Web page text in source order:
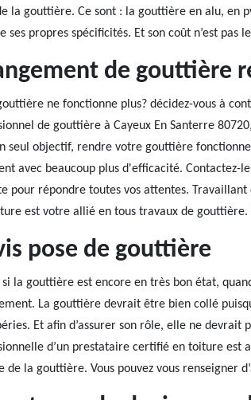
la gouttière. Ce sont : la gouttière en alu, en
ses propres spécificités. Et son coût n’est pas
de gouttière
ne fonctionne plus? décidez-vous à
de gouttière à Cayeux En Santerre
seul objectif, rendre votre gouttière
avec beaucoup plus d'efficacité.
pour répondre toutes vos attentes. Travaillant
est votre allié en tous travaux de
pose de gouttière
la gouttière est encore en très bon état,
La gouttière devrait être bien collé
Et afin d’assurer son rôle, elle ne
d’un prestataire certifié en toiture
de la gouttière. Vous pouvez vous renseigner